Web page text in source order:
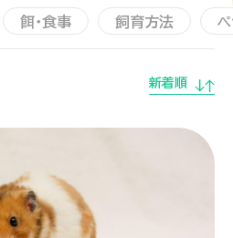
餌・食事 飼育方法
新着順